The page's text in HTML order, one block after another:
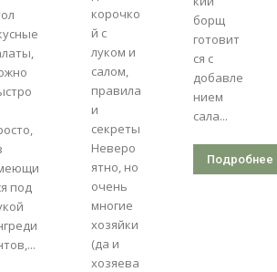
под
корочко
й с
луком и
салом,
правила
и
секреты
Неверо
ятно, но
очень
многие
хозяйки
(да и
хозяева
борщ
готовит
ся с
добавле
нием
сала...
Подробнее